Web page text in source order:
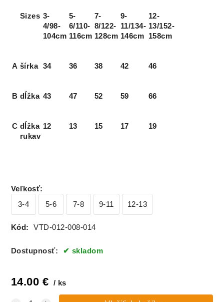
Sizes 3-
4/98-
104cm
5-
6/110-
116cm
7-
8/122-
128cm
9-
11/134-
146cm
12-
13/152-
158cm
A šírka 34 36 38 42 46
B dĺžka 43 47 52 59 66
C dĺžka
rukav
12 13 15 17 19
Veľkosť:
3-4
5-6 7-8 9-11 12-13
Kód: VTD-012-008-014
Dostupnosť: skladom
14.00 € ks